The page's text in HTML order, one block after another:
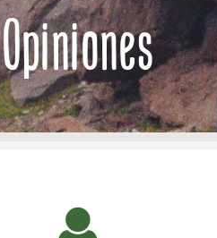
Opiniones